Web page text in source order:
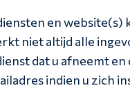
en
niet altijd alle
dat u afneemt
indien u zich